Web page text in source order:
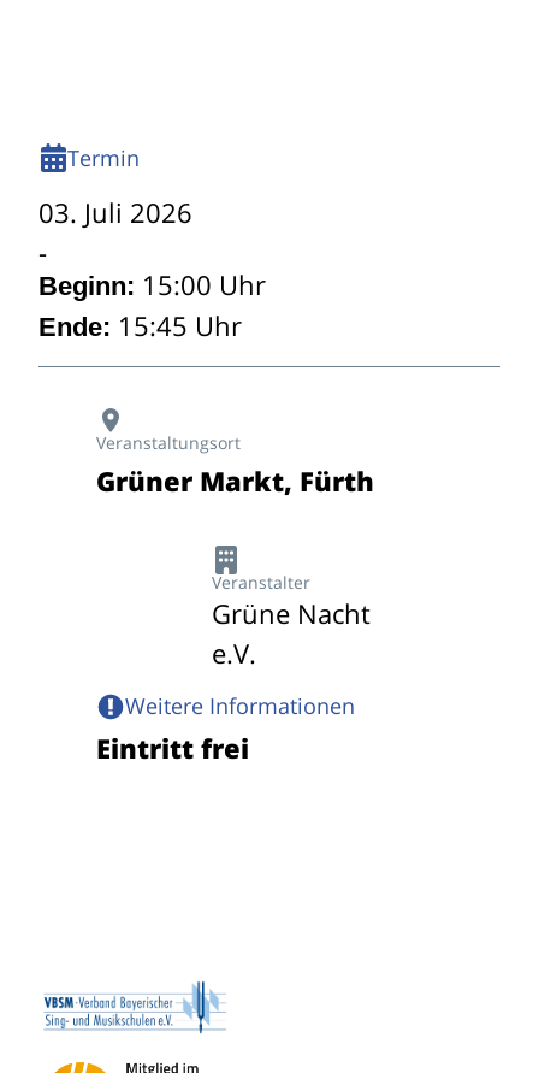
Termin
03. Juli 2026
Beginn: 15:00 Uhr
Ende: 15:45 Uhr
Veranstaltungsort
Grüner Markt, Fürth
Veranstalter
Grüne Nacht
e.V.
Weitere Informationen
Eintritt frei